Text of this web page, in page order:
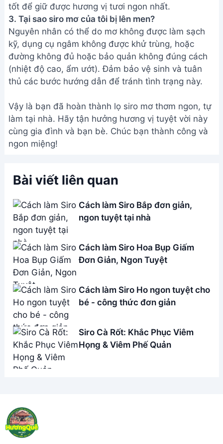
tốt để giữ được hương vị tươi ngon nhất.
3. Tại sao siro mơ của tôi bị lên men?
Nguyên nhân có thể do mơ không được làm sạch
kỹ, dụng cụ ngâm không được khử trùng, hoặc
đường không đủ hoặc bảo quản không đúng cách
(nhiệt độ cao, ẩm ướt). Đảm bảo vệ sinh và tuân
thủ các bước hướng dẫn để tránh tình trạng này.
Vậy là bạn đã hoàn thành lọ siro mơ thơm ngon, tự
làm tại nhà. Hãy tận hưởng hương vị tuyệt vời này
cùng gia đình và bạn bè. Chúc bạn thành công và
ngon miệng!
Bài viết liên quan
Cách làm Siro Bắp đơn giản,
ngon tuyệt tại nhà
Cách làm Siro Hoa Bụp Giấm
Đơn Giản, Ngon Tuyệt
Cách làm Siro Ho ngon tuyệt cho
bé - công thức đơn giản
Siro Cà Rốt: Khắc Phục Viêm
Họng & Viêm Phế Quản